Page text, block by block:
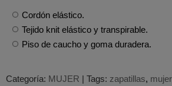
Cordón elástico.
Tejido knit elástico y transpirable.
Piso de caucho y goma duradera.
Categoría: MUJER | Tags: zapatillas mujer